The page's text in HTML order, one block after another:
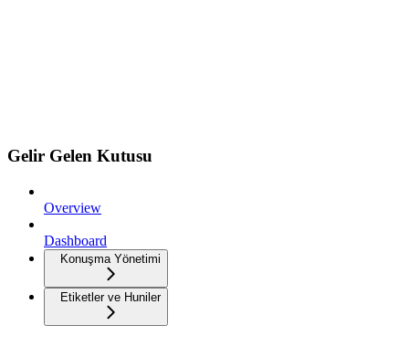
Gelir Gelen Kutusu
Overview
Dashboard
Konuşma Yönetimi
Etiketler ve Huniler